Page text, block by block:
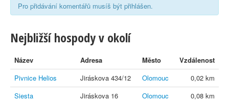
Pro přidávání komentářů musíš být přihlášen.
Nejbližší hospody v okolí
Název Adresa Město
Vzdálenost
Pivnice Helios
Jiráskova 434/12 Olomouc
0,02 km
Siesta
Jiráskova 16 Olomouc
0,08 km